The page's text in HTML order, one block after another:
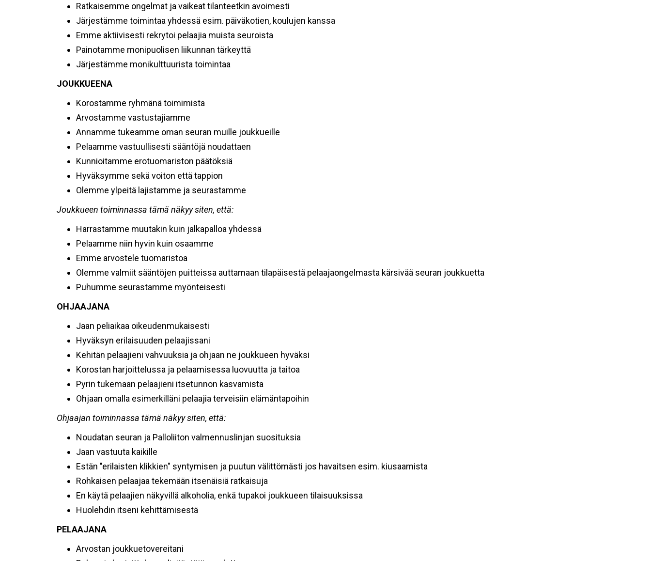
Ratkaisemme ongelmat ja vaikeat tilanteetkin avoimesti
Järjestämme toimintaa yhdessä esim. päiväkotien, koulujen kanssa
Emme aktiivisesti rekrytoi pelaajia muista seuroista
Painotamme monipuolisen liikunnan tärkeyttä
Järjestämme monikulttuurista toimintaa
JOUKKUEENA
Korostamme ryhmänä toimimista
Arvostamme vastustajiamme
Annamme tukeamme oman seuran muille joukkueille
Pelaamme vastuullisesti sääntöjä noudattaen
Kunnioitamme erotuomariston päätöksiä
Hyväksymme sekä voiton että tappion
Olemme ylpeitä lajistamme ja seurastamme
Joukkueen toiminnassa tämä näkyy siten, että:
Harrastamme muutakin kuin jalkapalloa yhdessä
Pelaamme niin hyvin kuin osaamme
Emme arvostele tuomaristoa
Olemme valmiit sääntöjen puitteissa auttamaan tilapäisestä pelaajaongelmasta kärsivää seuran joukkuetta
Puhumme seurastamme myönteisesti
OHJAAJANA
Jaan peliaikaa oikeudenmukaisesti
Hyväksyn erilaisuuden pelaajissani
Kehitän pelaajieni vahvuuksia ja ohjaan ne joukkueen hyväksi
Korostan harjoittelussa ja pelaamisessa luovuutta ja taitoa
Pyrin tukemaan pelaajieni itsetunnon kasvamista
Ohjaan omalla esimerkilläni pelaajia terveisiin elämäntapoihin
Ohjaajan toiminnassa tämä näkyy siten, että:
Noudatan seuran ja Palloliiton valmennuslinjan suosituksia
Jaan vastuuta kaikille
Estän "erilaisten klikkien" syntymisen ja puutun välittömästi jos havaitsen esim. kiusaamista
Rohkaisen pelaajaa tekemään itsenäisiä ratkaisuja
En käytä pelaajien näkyvillä alkoholia, enkä tupakoi joukkueen tilaisuuksissa
Huolehdin itseni kehittämisestä
PELAAJANA
Arvostan joukkuetovereitani